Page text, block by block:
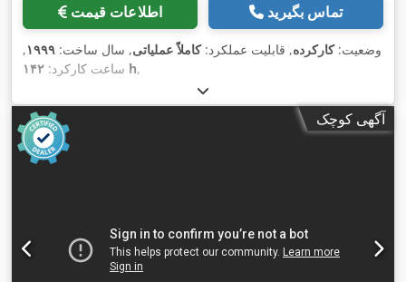
اطلاعات قیمت تماس بگیرید
وضعیت:کارکرده, قابلیت عملکرد:کاملاً عملیاتی, سال ساخت: ۱۹۹۹,
ساعت کارکرد: ۱۴۲ h,
آگهی کوچک